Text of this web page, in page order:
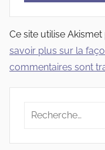
Ce site utilise
savoir plus sur la
commentaires sont
Recherche
: